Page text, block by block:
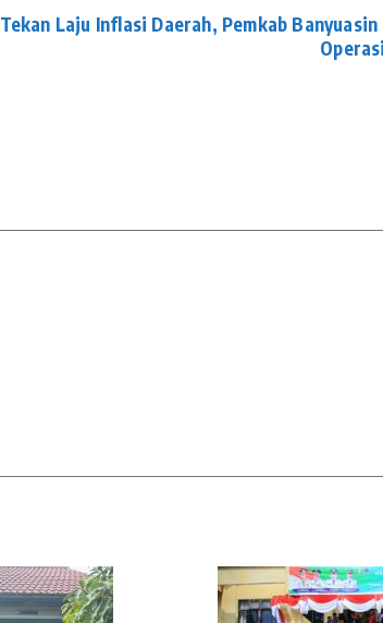
Tekan Laju Inflasi Daerah, Pemkab Banyuasin